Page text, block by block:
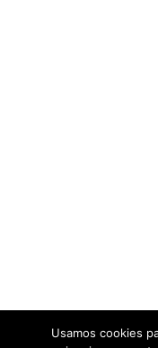
Usamos cookies